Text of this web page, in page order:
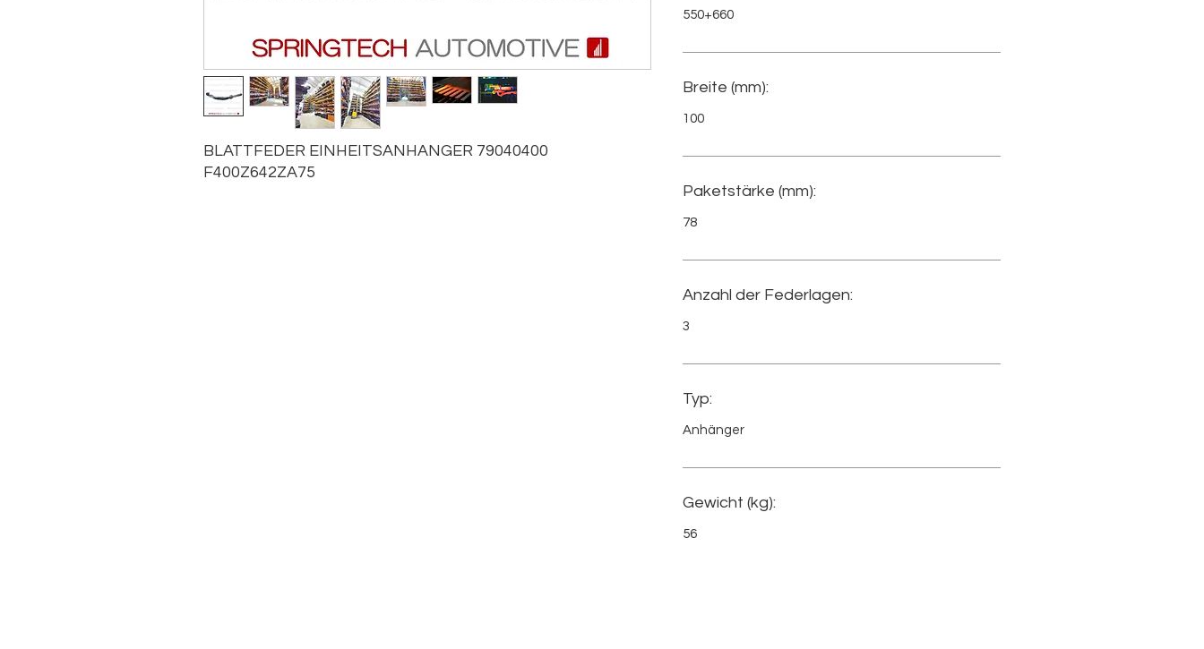
BLATTFEDER EINHEITSANHANGER 79040400
F400Z642ZA75
550+660
Breite (mm):
100
Paketstärke (mm):
78
Anzahl der Federlagen:
3
Typ:
Anhänger
Gewicht (kg):
56